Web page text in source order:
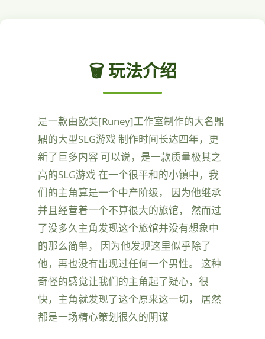
🗑️ 玩法介绍
是一款由欧美[Runey]工作室制作的大名鼎
鼎的大型SLG游戏 制作时间长达四年，更
新了巨多内容 可以说，是一款质量极其之
高的SLG游戏 在一个很平和的小镇中，我
们的主角算是一个中产阶级， 因为他继承
并且经营着一个不算很大的旅馆， 然而过
了没多久主角发现这个旅馆并没有想象中
的那么简单， 因为他发现这里似乎除了
他，再也没有出现过任何一个男性。 这种
奇怪的感觉让我们的主角起了疑心，很
快，主角就发现了这个原来这一切， 居然
都是一场精心策划很久的阴谋